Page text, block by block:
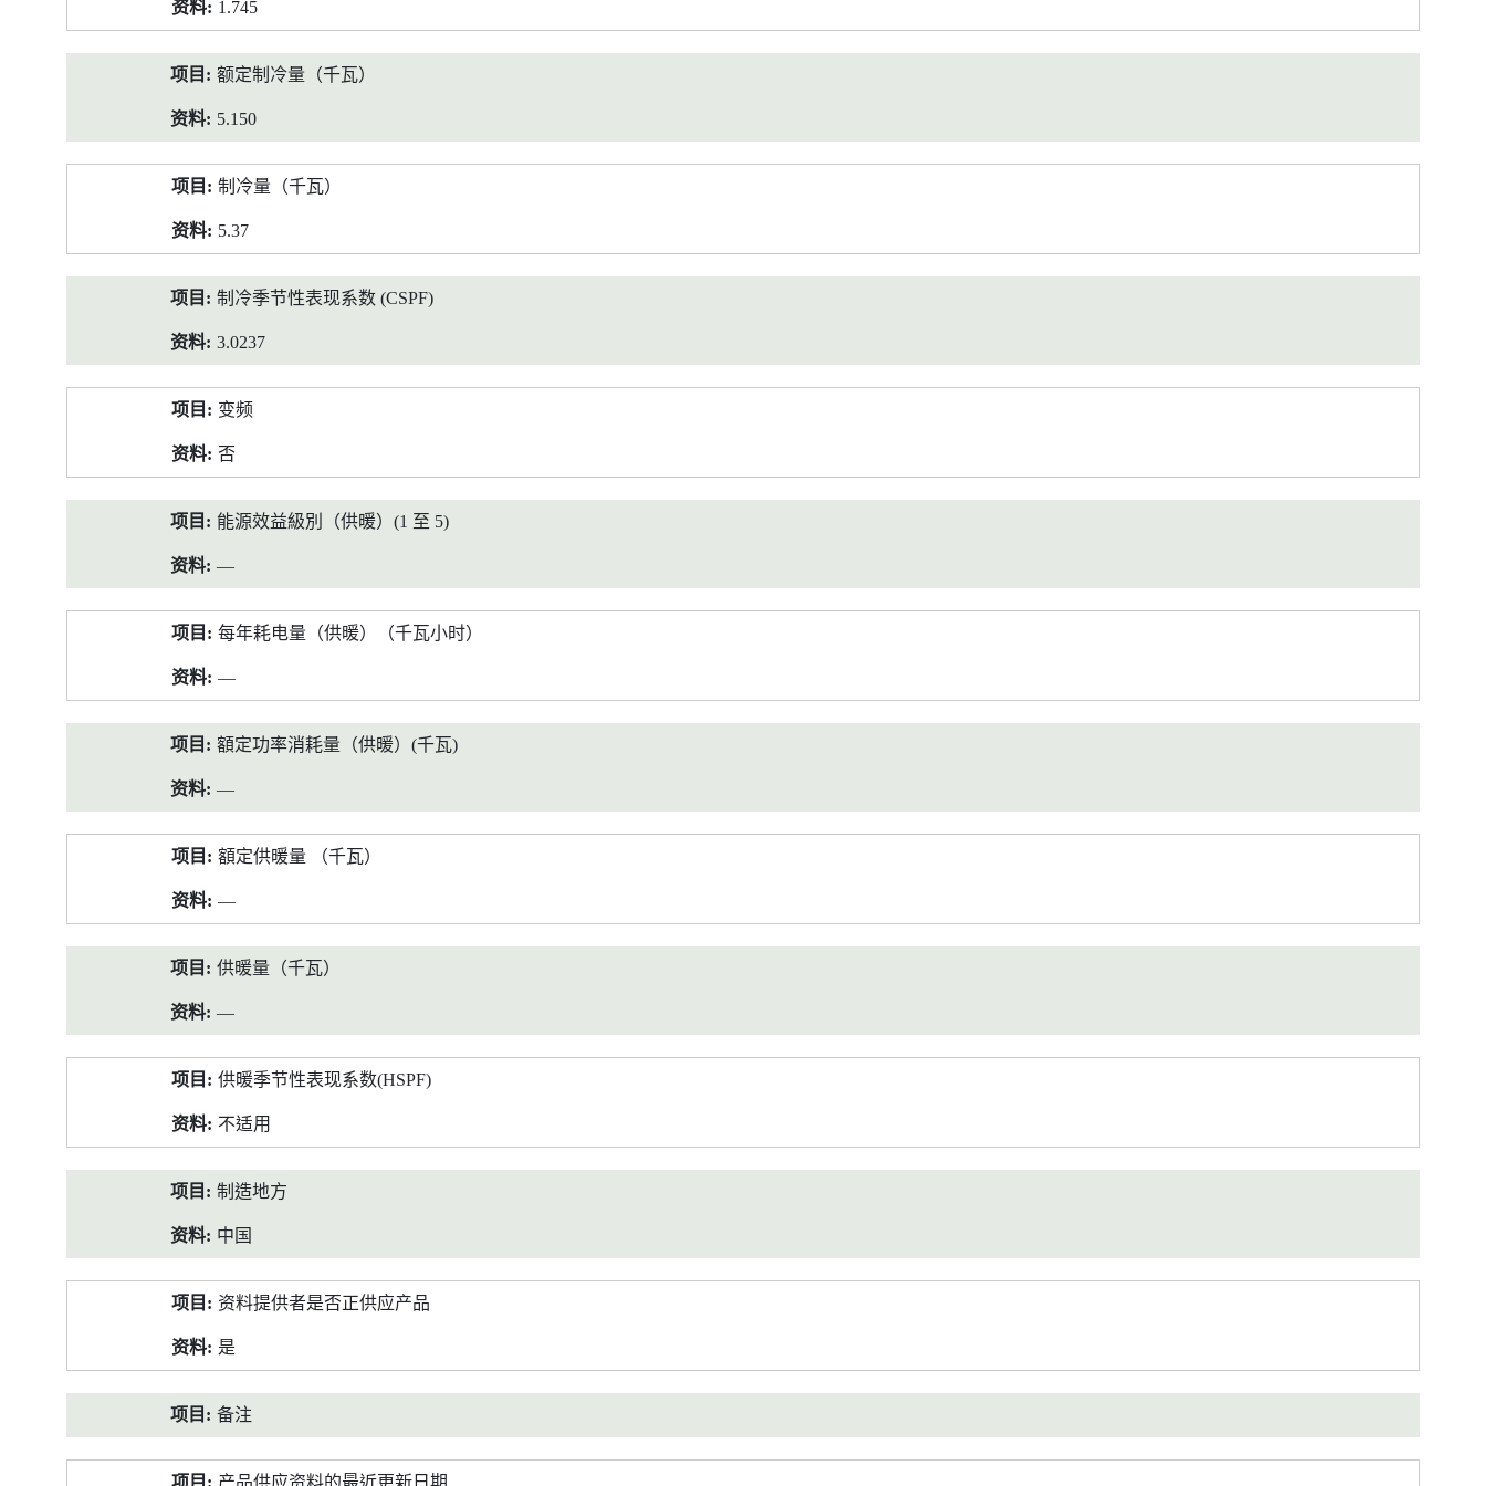
1.745
额定制冷量（千瓦）
5.150
制冷量（千瓦）
5.37
制冷季节性表现系数 (CSPF)
3.0237
变频
否
能源效益級別（供暖）(1 至 5)
—
每年耗电量（供暖）（千瓦小时）
—
額定功率消耗量（供暖）(千瓦)
—
額定供暖量 （千瓦）
—
供暖量（千瓦）
—
供暖季节性表现系数(HSPF)
不适用
制造地方
中国
资料提供者是否正供应产品
是
备注
产品供应资料的最近更新日期